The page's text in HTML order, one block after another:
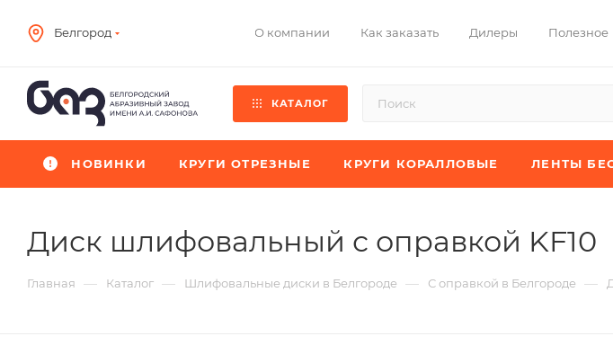
Белгород О компании Как заказать Дилеры Полезное
КАТАЛОГ
НОВИНКИ КРУГИ ОТРЕЗНЫЕ КРУГИ КОРАЛЛОВЫЕ ЛЕНТЫ
Диск шлифовальный с оправкой KF10
Главная — Каталог — Шлифовальные диски в Белгороде — С оправкой в Белгороде —